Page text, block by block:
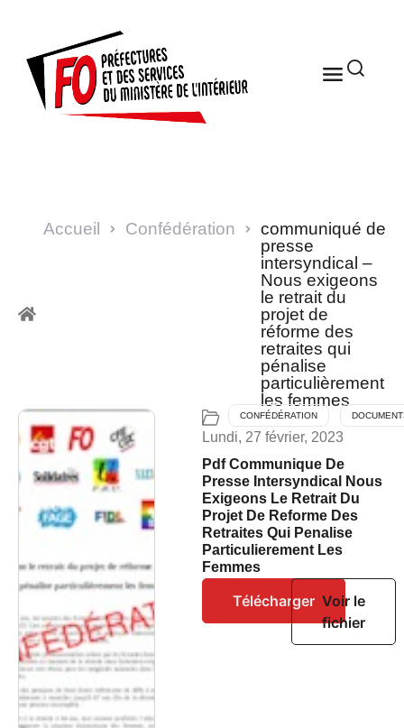
Accueil Confédération
communiqué de
presse
intersyndical –
Nous exigeons
le retrait du
projet de
réforme des
retraites qui
pénalise
particulièrement
les femmes
CONFÉDÉRATION
Lundi, 27 février, 2023
Pdf Communique De
Presse Intersyndical Nous
Exigeons Le Retrait Du
Projet De Reforme Des
Retraites Qui Penalise
Particulierement Les
Femmes
Télécharger Voir le
fichier